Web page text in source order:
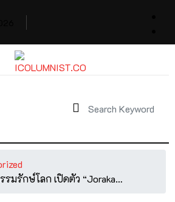
รมรักษ์โลก เปิดตัว “Joraka…